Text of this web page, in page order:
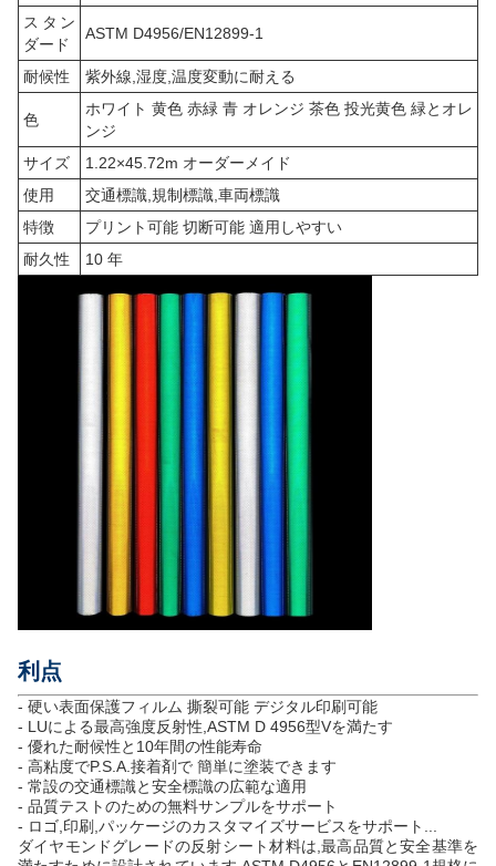
スタン
ダード
ASTM D4956/EN12899-1
耐候性 紫外線,湿度,温度変動に耐える
色
ホワイト 黄色 赤緑 青 オレンジ 茶色 投光黄色 緑とオレ
ンジ
サイズ
1.22×45.72m オーダーメイド
使用
交通標識,規制標識,車両標識
特徴
プリント可能 切断可能 適用しやすい
耐久性
10 年
利点
- 硬い表面保護フィルム 撕裂可能 デジタル印刷可能
- LUによる最高強度反射性,ASTM D 4956型Vを満たす
- 優れた耐候性と10年間の性能寿命
- 高粘度でP.S.A.接着剤で 簡単に塗装できます
- 常設の交通標識と安全標識の広範な適用
- 品質テストのための無料サンプルをサポート
- ロゴ,印刷,パッケージのカスタマイズサービスをサポート...
ダイヤモンドグレードの反射シート材料は,最高品質と安全基準を